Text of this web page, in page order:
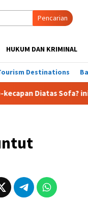
Pencarian
HUKUM DAN KRIMINAL
Destinations
ini Sosok Rizky